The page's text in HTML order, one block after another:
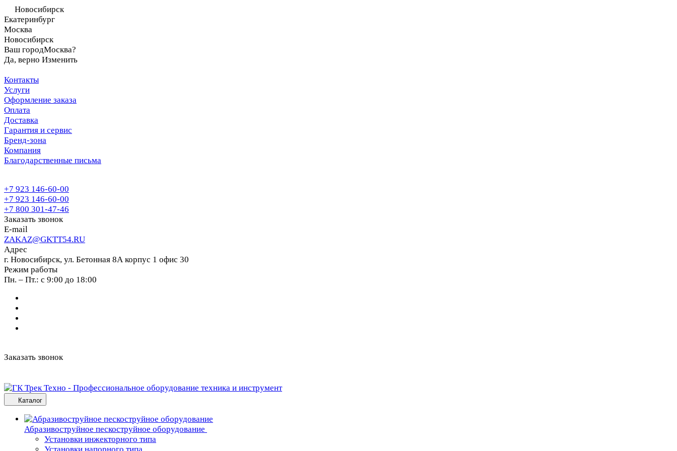
Новосибирск
Екатеринбург
Москва
Новосибирск
Ваш городМосква?
Да, верно Изменить
Контакты
Услуги
Оформление заказа
Оплата
Доставка
Гарантия и сервис
Бренд-зона
Компания
Благодарственные письма
+7 923 146-60-00
+7 923 146-60-00
+7 800 301-47-46
Заказать звонок
E-mail
ZAKAZ@GKTT54.RU
Адрес
г. Новосибирск, ул. Бетонная 8А корпус 1 офис 30
Режим работы
Пн. – Пт.: с 9:00 до 18:00
Заказать звонок
Каталог
Абразивоструйное пескоструйное оборудование
Установки инжекторного типа